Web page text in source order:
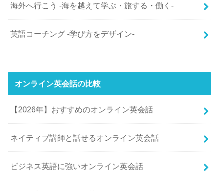
海外へ行こう -海を越えて学ぶ・旅する・働く-
英語コーチング -学び方をデザイン-
オンライン英会話の比較
【2026年】おすすめのオンライン英会話
ネイティブ講師と話せるオンライン英会話
ビジネス英語に強いオンライン英会話